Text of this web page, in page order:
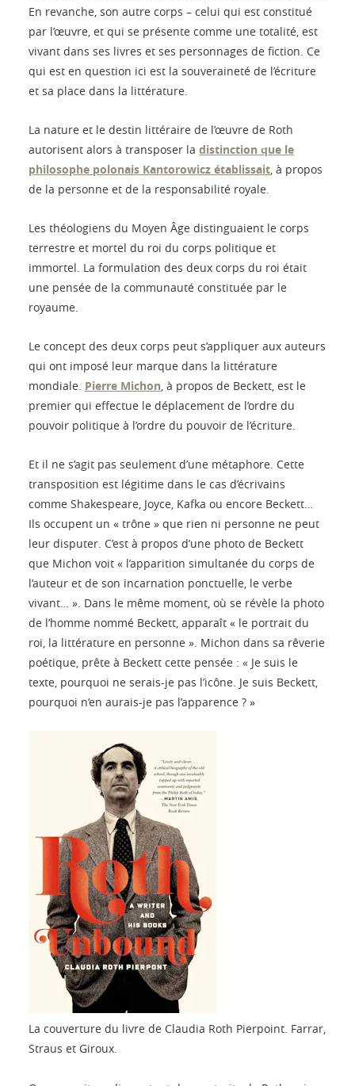
En revanche, son autre corps – celui qui est constitué
par l’œuvre, et qui se présente comme une totalité, est
vivant dans ses livres et ses personnages de fiction. Ce
qui est en question ici est la souveraineté de l’écriture
et sa place dans la littérature.
La nature et le destin littéraire de l’œuvre de Roth
autorisent alors à transposer la distinction que le
philosophe polonais Kantorowicz établissait , à propos
de la personne et de la responsabilité royale.
Les théologiens du Moyen Âge distinguaient le corps
terrestre et mortel du roi du corps politique et
immortel. La formulation des deux corps du roi était
une pensée de la communauté constituée par le
royaume.
Le concept des deux corps peut s’appliquer aux auteurs
qui ont imposé leur marque dans la littérature
mondiale. Pierre Michon , à propos de Beckett, est le
premier qui effectue le déplacement de l’ordre du
pouvoir politique à l’ordre du pouvoir de l’écriture.
Et il ne s’agit pas seulement d’une métaphore. Cette
transposition est légitime dans le cas d’écrivains
comme Shakespeare, Joyce, Kafka ou encore Beckett…
Ils occupent un « trône » que rien ni personne ne peut
leur disputer. C’est à propos d’une photo de Beckett
que Michon voit « l’apparition simultanée du corps de
l’auteur et de son incarnation ponctuelle, le verbe
vivant… ». Dans le même moment, où se révèle la photo
de l’homme nommé Beckett, apparaît « le portrait du
roi, la littérature en personne ». Michon dans sa rêverie
poétique, prête à Beckett cette pensée : « Je suis le
texte, pourquoi ne serais-je pas l’icône. Je suis Beckett,
pourquoi n’en aurais-je pas l’apparence ? »
La couverture du livre de Claudia Roth Pierpoint. Farrar,
Straus et Giroux.